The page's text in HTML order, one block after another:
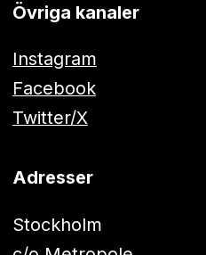
Övriga kanaler
Instagram
Facebook
Twitter/X
Adresser
Stockholm